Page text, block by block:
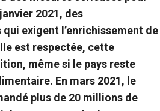
2021, des
exigent l’enrichissement de
est respectée, cette
même si le pays reste
En mars 2021, le
plus de 20 millions de